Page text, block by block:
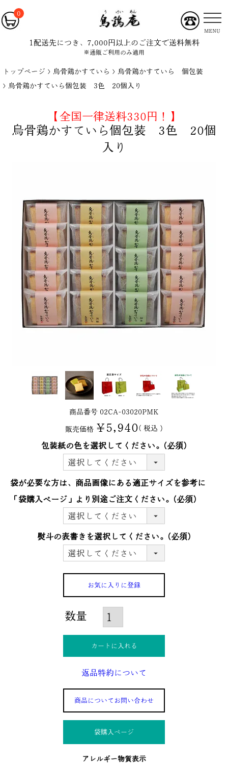
0
MENU
1配送先につき、7,000円以上のご注文で送料無料
※通販ご利用のみ適用
トップページ 烏骨鶏かすていら
烏骨鶏かすていら 個包装
烏骨鶏かすていら個包装 3色 20個入り
【全国一律送料330円！】
烏骨鶏かすていら個包装 3色 20個
入り
商品番号 02CA-03020PMK
販売価格 ¥5,940 税込
包装紙の色を選択してください。 (必須)
袋が必要な方は、商品画像にある適正サイズを参考に
「袋購入ぺージ」より別途ご注文ください。
(必須)
熨斗の表書きを選択してください。 (必須)
お気に入りに登録
カートに入れる
返品特約について
商品についてお問い合わせ
袋購入ぺージ
アレルギー物質表示